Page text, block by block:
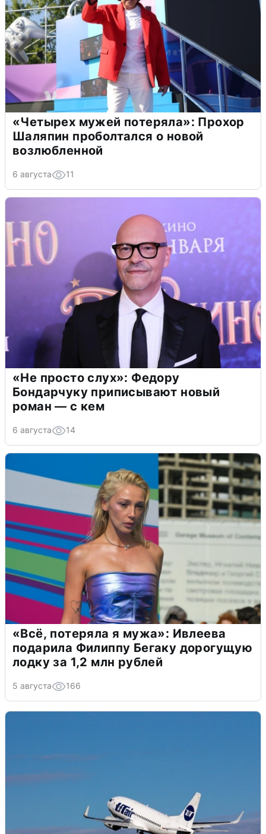
«Четырех мужей потеряла»: Прохор
Шаляпин проболтался о новой
возлюбленной
6 августа 11
«Не просто слух»: Федору
Бондарчуку приписывают новый
роман — с кем
6 августа 14
«Всё, потеряла я мужа»: Ивлеева
подарила Филиппу Бегаку дорогущую
лодку за 1,2 млн рублей
5 августа 166